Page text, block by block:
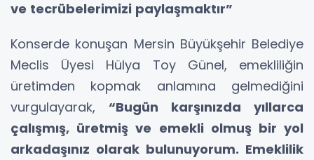
ve tecrübelerimizi paylaşmaktır”
Konserde konuşan Mersin Büyükşehir Belediye
Meclis Üyesi Hülya Toy Günel, emekliliğin
üretimden kopmak anlamına gelmediğini
vurgulayarak, “Bugün karşınızda yıllarca
çalışmış, üretmiş ve emekli olmuş bir yol
arkadaşınız olarak bulunuyorum. Emeklilik